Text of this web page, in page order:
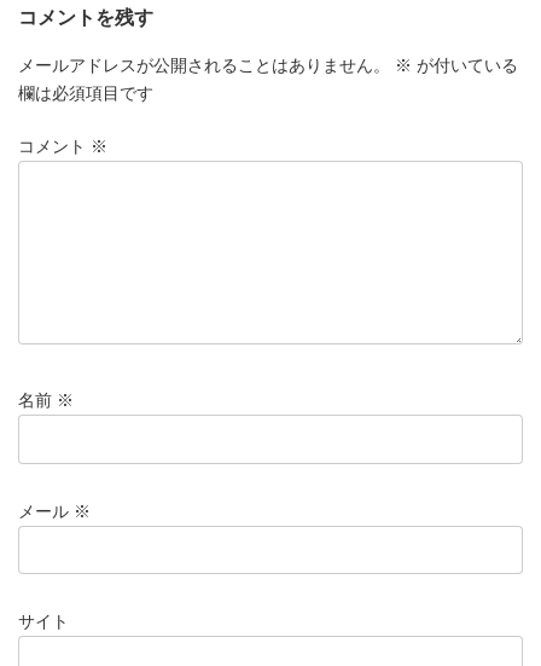
コメントを残す
メールアドレスが公開されることはありません。 ※ が付いている
欄は必須項目です
コメント ※
名前 ※
メール ※
サイト